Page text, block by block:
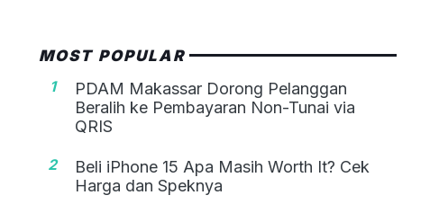
MOST POPULAR
1
PDAM Makassar Dorong Pelanggan
Beralih ke Pembayaran Non-Tunai via
QRIS
2
Beli iPhone 15 Apa Masih Worth It? Cek
Harga dan Speknya